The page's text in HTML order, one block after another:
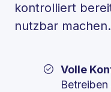
kontrolliert
nutzbar machen.
Volle